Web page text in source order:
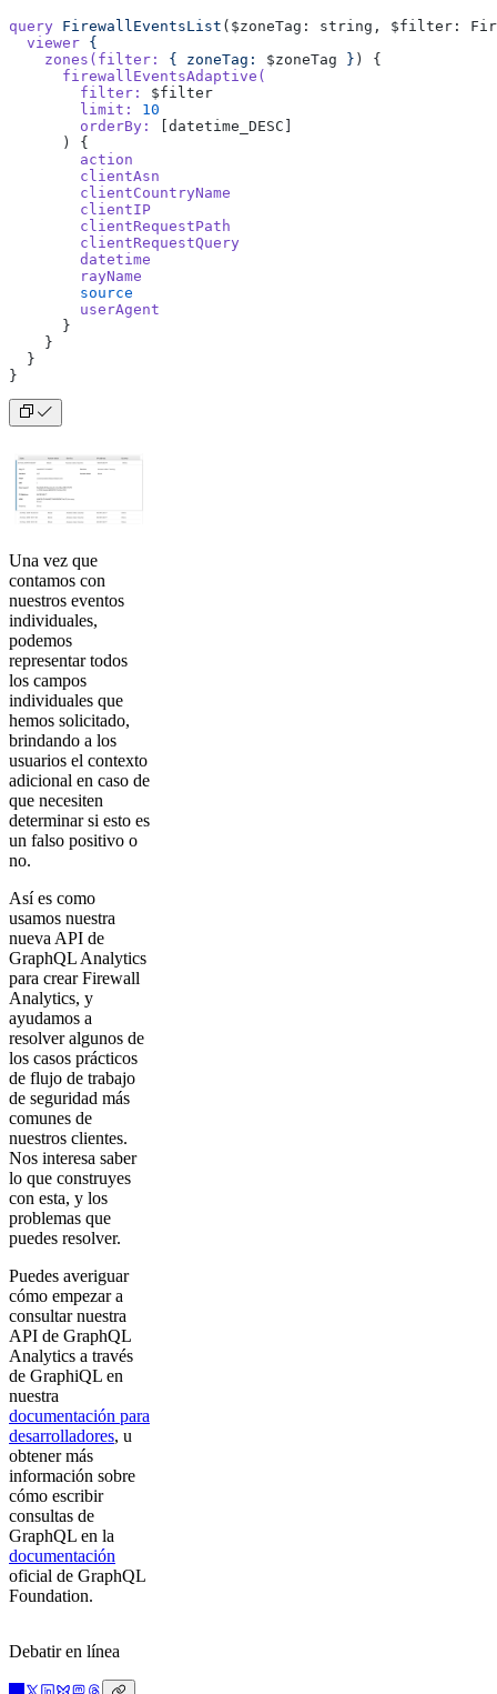
query FirewallEventsList ($zoneTag: string, $filter:
  viewer
{
    zones(filter:
{ zoneTag: $zoneTag } ) {
      firewallEventsAdaptive(
        filter:
$filter
        limit:
10
        orderBy:
[datetime_DESC]
      ) {
        action
        clientAsn
        clientCountryName
        clientIP
        clientRequestPath
        clientRequestQuery
        datetime
        rayName
        source
        userAgent
      }
    }
  }
}
Una vez que
contamos con
nuestros eventos
individuales,
podemos
representar todos
los campos
individuales que
hemos solicitado,
brindando a los
usuarios el contexto
adicional en caso de
que necesiten
determinar si esto es
un falso positivo o
no.
Así es como
usamos nuestra
nueva API de
GraphQL Analytics
para crear Firewall
Analytics, y
ayudamos a
resolver algunos de
los casos prácticos
de flujo de trabajo
de seguridad más
comunes de
nuestros clientes.
Nos interesa saber
lo que construyes
con esta, y los
problemas que
puedes resolver.
Puedes averiguar
cómo empezar a
consultar nuestra
API de GraphQL
Analytics a través
de GraphiQL en
nuestra
documentación para
desarrolladores, u
obtener más
información sobre
cómo escribir
consultas de
GraphQL en la
documentación
oficial de GraphQL
Foundation.
Debatir en línea